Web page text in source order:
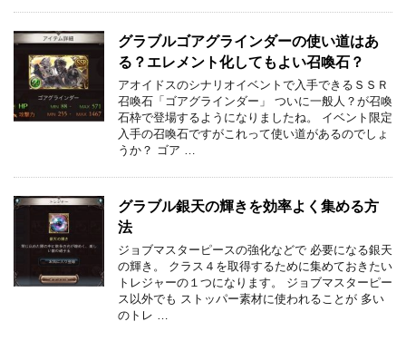
グラブルゴアグラインダーの使い道はあ
る？エレメント化してもよい召喚石？
アオイドスのシナリオイベントで入手できるＳＳＲ
召喚石「ゴアグラインダー」 ついに一般人？が召喚
石枠で登場するようになりましたね。 イベント限定
入手の召喚石ですがこれって使い道があるのでしょ
うか？ ゴア …
グラブル銀天の輝きを効率よく集める方
法
ジョブマスターピースの強化などで 必要になる銀天
の輝き。 クラス４を取得するために集めておきたい
トレジャーの１つになります。 ジョブマスターピー
ス以外でも ストッパー素材に使われることが 多い
のトレ …